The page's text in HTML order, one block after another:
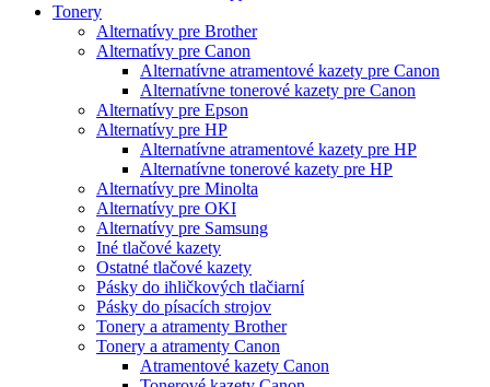
Tonery
Alternatívy pre Brother
Alternatívy pre Canon
Alternatívne atramentové kazety pre Canon
Alternatívne tonerové kazety pre Canon
Alternatívy pre Epson
Alternatívy pre HP
Alternatívne atramentové kazety pre HP
Alternatívne tonerové kazety pre HP
Alternatívy pre Minolta
Alternatívy pre OKI
Alternatívy pre Samsung
Iné tlačové kazety
Ostatné tlačové kazety
Pásky do ihličkových tlačiarní
Pásky do písacích strojov
Tonery a atramenty Brother
Tonery a atramenty Canon
Atramentové kazety Canon